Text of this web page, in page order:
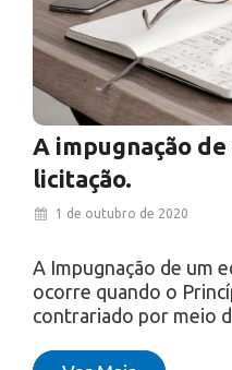
A impugnação
licitação.
1 de outubro de 2020
A Impugnação de um
ocorre quando o
contrariado por meio